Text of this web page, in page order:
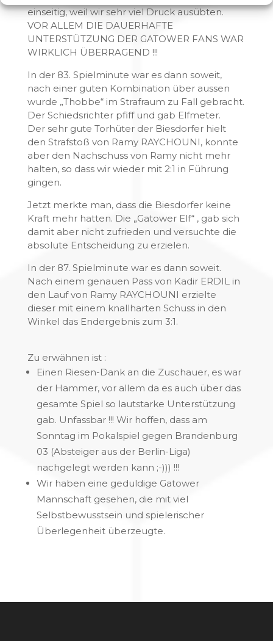
einseitig, weil wir sehr viel Druck ausübten.
VOR ALLEM DIE DAUERHAFTE
UNTERSTÜTZUNG DER GATOWER FANS WAR
WIRKLICH ÜBERRAGEND !!!
In der 83. Spielminute war es dann soweit,
nach einer guten Kombination über aussen
wurde „Thobbe“ im Strafraum zu Fall gebracht.
Der Schiedsrichter pfiff und gab Elfmeter.
Der sehr gute Torhüter der Biesdorfer hielt
den Strafstoß von Ramy RAYCHOUNI, konnte
aber den Nachschuss von Ramy nicht mehr
halten, so dass wir wieder mit 2:1 in Führung
gingen.
Jetzt merkte man, dass die Biesdorfer keine
Kraft mehr hatten. Die „Gatower Elf“ , gab sich
damit aber nicht zufrieden und versuchte die
absolute Entscheidung zu erzielen.
In der 87. Spielminute war es dann soweit.
Nach einem genauen Pass von Kadir ERDIL in
den Lauf von Ramy RAYCHOUNI erzielte
dieser mit einem knallharten Schuss in den
Winkel das Endergebnis zum 3:1.
Zu erwähnen ist :
Einen Riesen-Dank an die Zuschauer, es war
der Hammer, vor allem da es auch über das
gesamte Spiel so lautstarke Unterstützung
gab. Unfassbar !!! Wir hoffen, dass am
Sonntag im Pokalspiel gegen Brandenburg
03 (Absteiger aus der Berlin-Liga)
nachgelegt werden kann ;-))) !!!
Wir haben eine geduldige Gatower
Mannschaft gesehen, die mit viel
Selbstbewusstsein und spielerischer
Überlegenheit überzeugte.